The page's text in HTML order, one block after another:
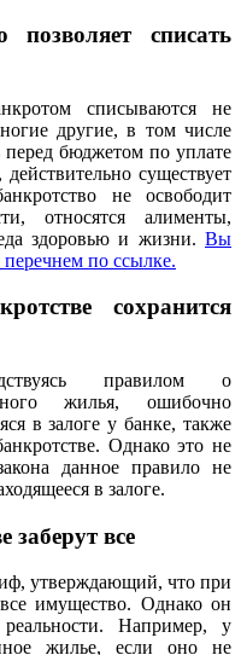
списать
списываются не
другие, в том числе
перед бюджетом по уплате
существует
не освободит
относятся алименты,
здоровью и жизни. Вы
по ссылке.
сохранится
правилом о
жилья, ошибочно
в залоге у банке, также
Однако это не
данное правило не
в залоге.
все
утверждающий, что при
имущество. Однако он
Например, у
жилье, если оно не